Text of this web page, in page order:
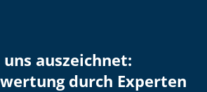
uns auszeichnet:
durch Experten